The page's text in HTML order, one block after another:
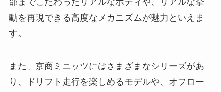
動を再現できる高度なメカニズムが魅力といえま
す。
また、京商ミニッツにはさまざまなシリーズがあ
り、ドリフト走行を楽しめるモデルや、オフロー